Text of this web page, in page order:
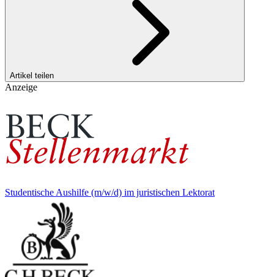
Artikel teilen
Anzeige
Studentische Aushilfe (m/w/d) im juristischen Lektorat